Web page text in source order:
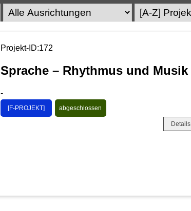
Projekt-ID:172
Sprache – Rhythmus und Musik
-
[F-PROJEKT] abgeschlossen
Details